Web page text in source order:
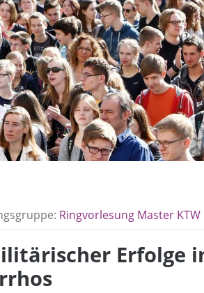
Ringvorlesung Master KTW
Erfolge